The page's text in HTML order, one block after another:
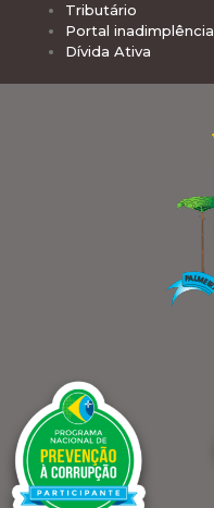
Tributário
Portal inadimplência
Dívida Ativa